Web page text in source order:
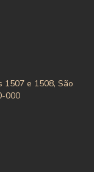
1507 e 1508, São
000